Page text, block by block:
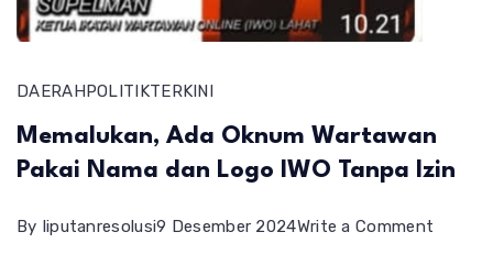
DAERAHPOLITIKTERKINI
Memalukan, Ada Oknum Wartawan
Pakai Nama dan Logo IWO Tanpa Izin
By liputanresolusi9 Desember 2024Write a Comment